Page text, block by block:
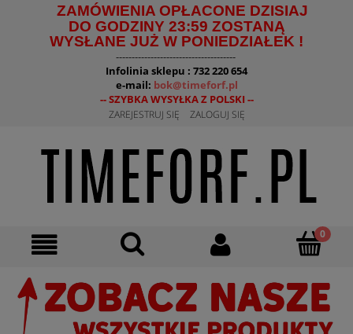
ZAMÓWIENIA OPŁACONE DZISIAJ
DO GODZINY 23:59 ZOSTANĄ
WYSŁANE JUŻ W PONIEDZIAŁEK !
--------------------------------------
Infolinia sklepu : 732 220 654
e-mail: bok@timeforf.pl
-- SZYBKA WYSYŁKA Z POLSKI --
ZAREJESTRUJ SIĘ ZALOGUJ SIĘ